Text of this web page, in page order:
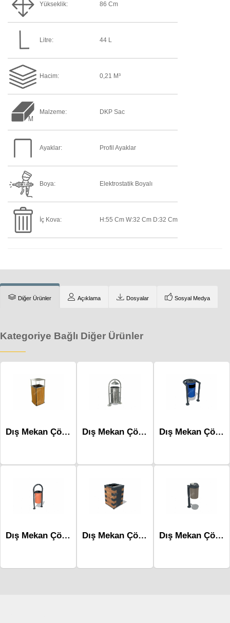
Yükseklik: 86 Cm
Litre: 44 L
Hacim: 0,21 M³
Malzeme: DKP Sac
Ayaklar: Profil Ayaklar
Boya: Elektrostatik Boyalı
İç Kova: H:55 Cm W:32 Cm D:32 Cm
Diğer Ürünler Açıklama Dosyalar Sosyal Medya
Kategoriye Bağlı Diğer Ürünler
Dış Mekan Çöp Kovaları-Mbk-174a Dış Mekan Çöp Kovaları-Mbk-176a Dış Mekan Çöp Kovaları-Mbk-124a
Dış Mekan Çöp Kovaları-Mbk-101b Dış Mekan Çöp Kovaları-Mbk-218 Dış Mekan Çöp Kovaları-Mbk-173b